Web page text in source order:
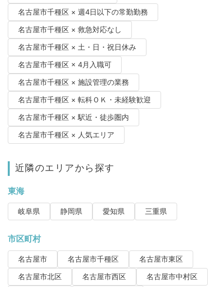
名古屋市千種区 × 週4日以下の常勤勤務
名古屋市千種区 × 救急対応なし
名古屋市千種区 × 土・日・祝日休み
名古屋市千種区 × 4月入職可
名古屋市千種区 × 施設管理の業務
名古屋市千種区 × 転科ＯＫ・未経験歓迎
名古屋市千種区 × 駅近・徒歩圏内
名古屋市千種区 × 人気エリア
近隣のエリアから探す
東海
岐阜県 静岡県 愛知県 三重県
市区町村
名古屋市 名古屋市千種区
名古屋市東区
名古屋市北区
名古屋市西区
名古屋市中村区